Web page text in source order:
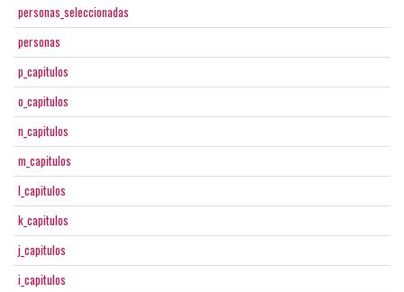
personas_seleccionadas
personas
p_capitulos
o_capitulos
n_capitulos
m_capitulos
l_capitulos
k_capitulos
j_capitulos
i_capitulos